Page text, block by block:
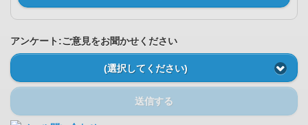
アンケート:ご意見をお聞かせください
(選択してください)
送信する